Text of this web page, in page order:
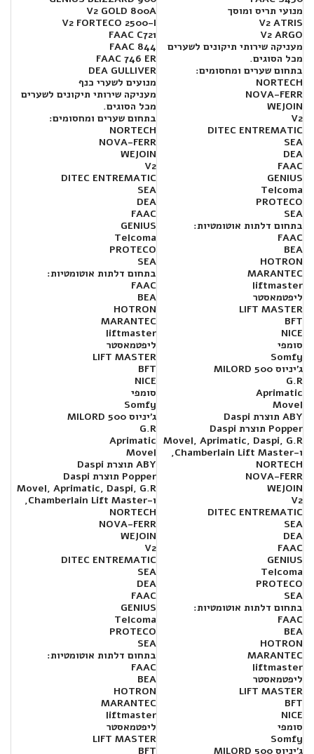
מנועי תריס ומוסך
V2 ATRIS
V2 ARGO
מעניקה שירותי תיקונים לשערים
מכל הסוגים.
בתחום שערים ומחסומים:
NORTECH
NOVA-FERR
WEJOIN
V2
DITEC ENTREMATIC
SEA
DEA
FAAC
GENIUS
Telcoma
PROTECO
SEA
בתחום דלתות אוטומטיות:
FAAC
BEA
HOTRON
MARANTEC
liftmaster
ליפטמאסטר
LIFT MASTER
BFT
NICE
סומפי
Somfy
ג'יניוס MILORD 500
G.R
Aprimatic
Movel
ABY תוצרת Daspi
Popper תוצרת Daspi
Movel, Aprimatic, Daspi, G.R
ו-Chamberlain Lift Master,
NORTECH
NOVA-FERR
WEJOIN
V2
DITEC ENTREMATIC
SEA
DEA
FAAC
GENIUS
Telcoma
PROTECO
SEA
בתחום דלתות אוטומטיות:
FAAC
BEA
HOTRON
MARANTEC
liftmaster
ליפטמאסטר
LIFT MASTER
BFT
NICE
סומפי
Somfy
ג'יניוס MILORD 500
V2 GOLD 800A
V2 FORTECO 2500-I
FAAC C721
FAAC 844
FAAC 746 ER
DEA GULLIVER
מנועים לשערי כנף
מעניקה שירותי תיקונים לשערים
מכל הסוגים.
בתחום שערים ומחסומים:
NORTECH
NOVA-FERR
WEJOIN
V2
DITEC ENTREMATIC
SEA
DEA
FAAC
GENIUS
Telcoma
PROTECO
SEA
בתחום דלתות אוטומטיות:
FAAC
BEA
HOTRON
MARANTEC
liftmaster
ליפטמאסטר
LIFT MASTER
BFT
NICE
סומפי
Somfy
ג'יניוס MILORD 500
G.R
Aprimatic
Movel
ABY תוצרת Daspi
Popper תוצרת Daspi
Movel, Aprimatic, Daspi, G.R
ו-Chamberlain Lift Master,
NORTECH
NOVA-FERR
WEJOIN
V2
DITEC ENTREMATIC
SEA
DEA
FAAC
GENIUS
Telcoma
PROTECO
SEA
בתחום דלתות אוטומטיות:
FAAC
BEA
HOTRON
MARANTEC
liftmaster
ליפטמאסטר
LIFT MASTER
BFT